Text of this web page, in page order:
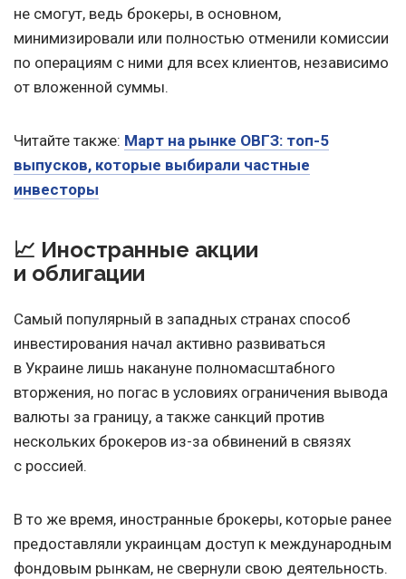
не смогут, ведь брокеры, в основном,
минимизировали или полностью отменили комиссии
по операциям с ними для всех клиентов, независимо
от вложенной суммы.
Читайте также: Март на рынке ОВГЗ: топ-5
выпусков, которые выбирали частные
инвесторы
📈 Иностранные акции
и облигации
Самый популярный в западных странах способ
инвестирования начал активно развиваться
в Украине лишь накануне полномасштабного
вторжения, но погас в условиях ограничения вывода
валюты за границу, а также санкций против
нескольких брокеров из-за обвинений в связях
с россией.
В то же время, иностранные брокеры, которые ранее
предоставляли украинцам доступ к международным
фондовым рынкам, не свернули свою деятельность.